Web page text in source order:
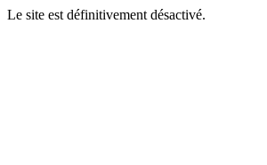
Le site est définitivement désactivé.